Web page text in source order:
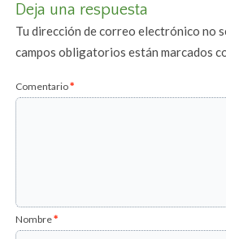
Deja una respuesta
Tu dirección de correo electrónico no
campos obligatorios están marcados
Comentario*
Nombre*